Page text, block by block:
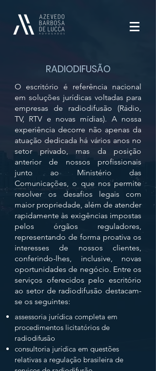
RADIODIFUSÃO
assessoria jurídica completa em
procedimentos licitatórios de
radiodifusão
consultoria jurídica em questões
relativas a regulação brasileira de
O escritório é referência nacional
em soluções jurídicas voltadas para
empresas de radiodifusão (Rádio,
TV, RTV e novas mídias). A nossa
experiência decorre não apenas da
atuação dedicada há vários anos no
setor privado, mas da posição
anterior de nossos profissionais
junto ao Ministério das
Comunicações, o que nos permite
resolver os desafios legais com
maior propriedade, além de atender
rapidamente às exigências impostas
pelos órgãos reguladores,
representando de forma proativa os
interesses de nossos clientes,
conferindo-lhes, inclusive, novas
oportunidades de negócio. Entre os
serviços oferecidos pelo escritório
ao setor de radiodifusão destacam-
se os seguintes: